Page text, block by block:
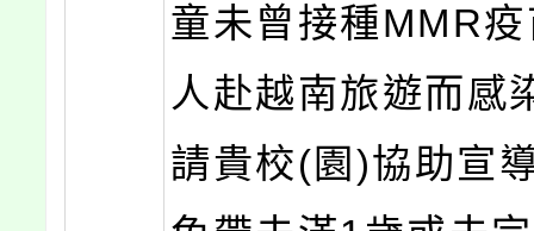
童未曾接種MMR
人赴越南旅遊而感
請貴校(園)協助宣